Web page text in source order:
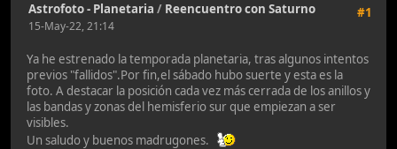
#1
Astrofoto - Planetaria / Reencuentro con Saturno
15-May-22, 21:14
Ya he estrenado la temporada planetaria, tras algunos intentos
previos "fallidos".Por fin,el sábado hubo suerte y esta es la
foto. A destacar la posición cada vez más cerrada de los anillos y
las bandas y zonas del hemisferio sur que empiezan a ser
visibles.
Un saludo y buenos madrugones.